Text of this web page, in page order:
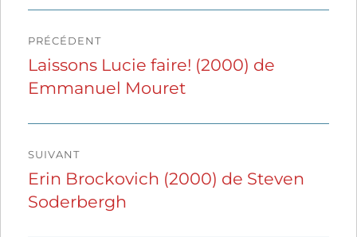
de
l’article
PRÉCÉDENT
Publication
précédente :
Laissons Lucie faire! (2000) de
Emmanuel Mouret
SUIVANT
Publication
suivante :
Erin Brockovich (2000) de Steven
Soderbergh